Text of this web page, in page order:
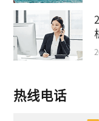
热线电话